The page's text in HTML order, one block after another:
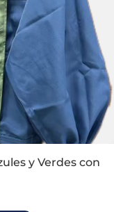
y Verdes con